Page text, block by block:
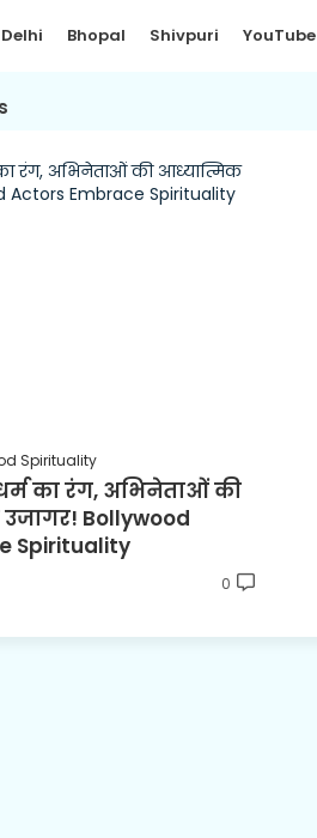
Bhopal Shivpuri YouTube
Spirituality
का रंग, अभिनेताओं की
उजागर! Bollywood
Spirituality
0